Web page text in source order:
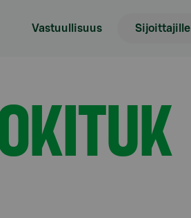
Vastuullisuus Sijoittajille